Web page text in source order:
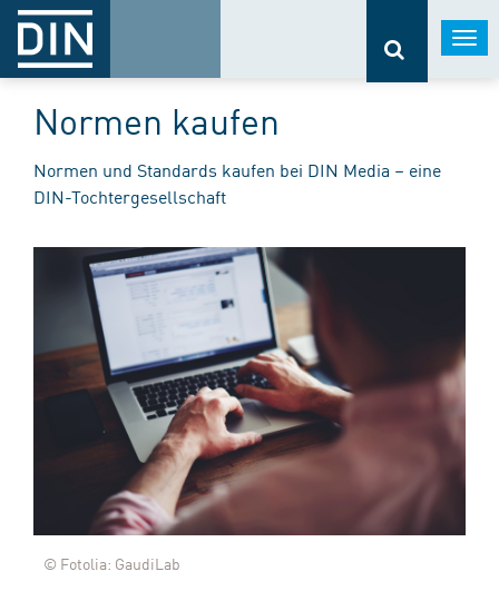
Normen kaufen
Normen und Standards kaufen bei DIN Media – eine
DIN-Tochtergesellschaft
© Fotolia: GaudiLab